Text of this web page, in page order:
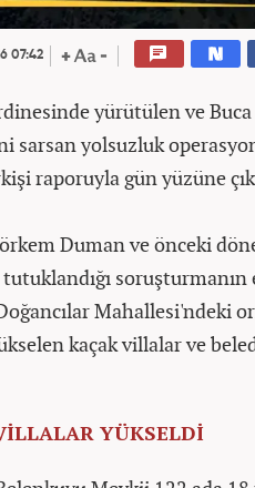
07:42
yürütülen ve Buca
sarsan yolsuzluk
raporuyla gün yüzüne
Duman ve önceki
soruşturmanın
Mahallesi'ndeki
kaçak villalar ve
YÜKSELDİ